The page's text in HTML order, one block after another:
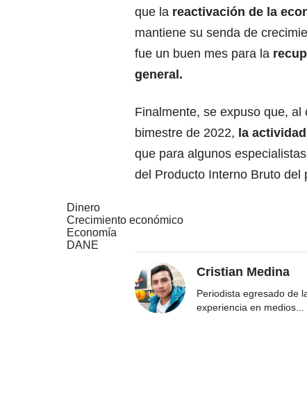
que la reactivación de la
mantiene su senda de
fue un buen mes para la
general.
Finalmente, se expuso que, al
bimestre de 2022, la
que para algunos
del Producto Interno Bruto del
Dinero
Crecimiento económico
Economía
DANE
Cristian Medina
Periodista egresado de
experiencia en medios...